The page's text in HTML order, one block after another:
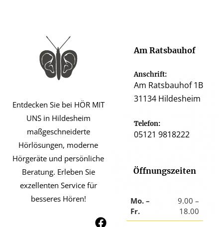
Entdecken Sie bei HÖR MIT
UNS in Hildesheim
maßgeschneiderte
Hörlösungen, moderne
Hörgeräte und persönliche
Beratung. Erleben Sie
exzellenten Service für
besseres Hören!
Am Ratsbauhof
Anschrift:
Am Ratsbauhof 1B
31134 Hildesheim
Telefon:
05121 9818222
Öffnungszeiten
Mo. –
Fr.
9.00 –
18.00